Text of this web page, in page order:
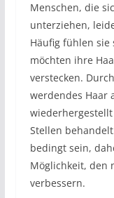
Menschen, die
unterziehen,
Häufig fühlen
möchten ihre
verstecken.
werdendes Haar
Stellen
bedingt sein,
Möglichkeit, den
verbessern.